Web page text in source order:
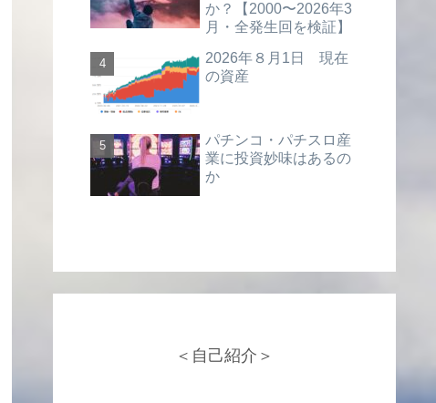
か？【2000〜2026年3
月・全発生回を検証】
2026年８月1日 現在
の資産
パチンコ・パチスロ産
業に投資妙味はあるの
か
＜自己紹介＞